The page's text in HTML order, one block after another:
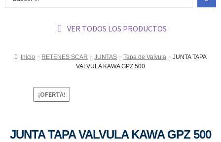
VER TODOS LOS PRODUCTOS
Inicio RETENES SCAR JUNTAS Tapa de Valvula
JUNTA TAPA
VALVULA KAWA GPZ 500
¡OFERTA!
JUNTA TAPA VALVULA KAWA GPZ 500